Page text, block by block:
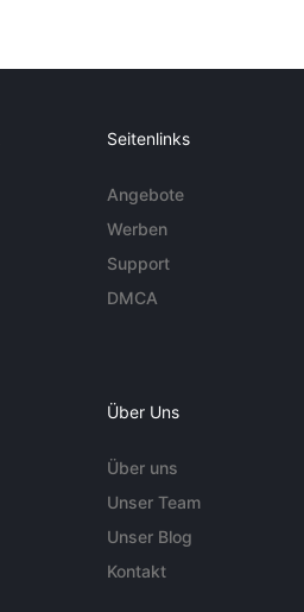
Seitenlinks
Angebote
Werben
Support
DMCA
Über Uns
Über uns
Unser Team
Unser Blog
Kontakt